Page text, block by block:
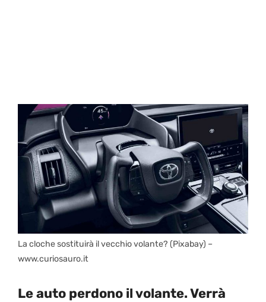
La cloche sostituirà il vecchio volante? (Pixabay) –
www.curiosauro.it
Le auto perdono il volante. Verrà